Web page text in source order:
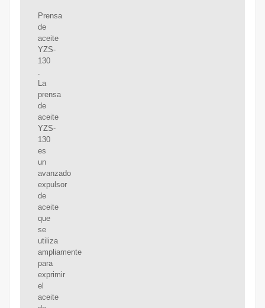
Prensa
de
aceite
YZS-
130
.
La
prensa
de
aceite
YZS-
130
es
un
avanzado
expulsor
de
aceite
que
se
utiliza
ampliamente
para
exprimir
el
aceite